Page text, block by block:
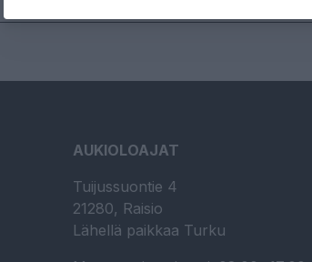
AUKIOLOAJAT
Tuijussuontie 4
21280, Raisio
Lähellä paikkaa Turku